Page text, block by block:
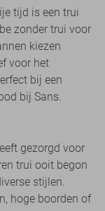
tijd is een trui
zonder trui voor
kiezen
voor het
bij een
bij Sans.
gezorgd voor
trui ooit begon
stijlen.
hoge boorden of